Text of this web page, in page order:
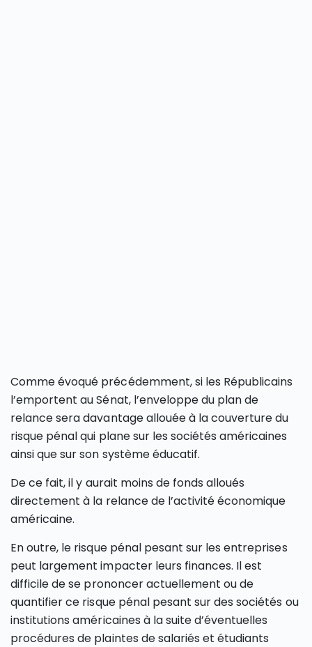
Comme évoqué précédemment, si les Républicains
l’emportent au Sénat, l’enveloppe du plan de
relance sera davantage allouée à la couverture du
risque pénal qui plane sur les sociétés américaines
ainsi que sur son système éducatif.
De ce fait, il y aurait moins de fonds alloués
directement à la relance de l’activité économique
américaine.
En outre, le risque pénal pesant sur les entreprises
peut largement impacter leurs finances. Il est
difficile de se prononcer actuellement ou de
quantifier ce risque pénal pesant sur des sociétés ou
institutions américaines à la suite d’éventuelles
procédures de plaintes de salariés et étudiants